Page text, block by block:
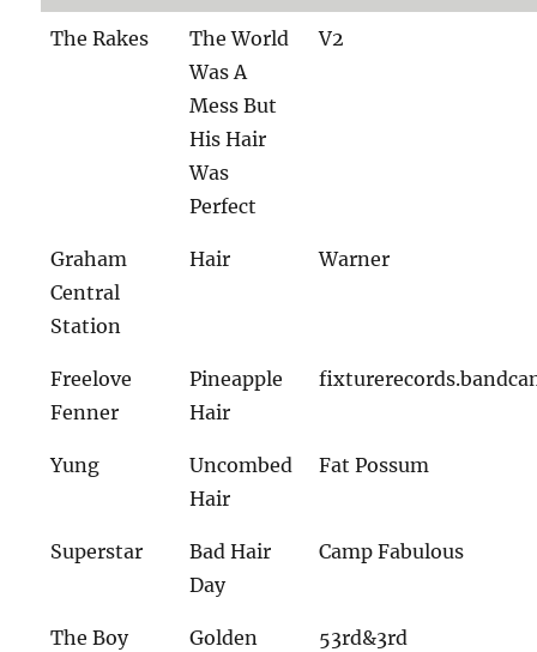
The Rakes
The World
Was A
Mess But
His Hair
Was
Perfect
V2
Graham
Central
Station
Hair Warner
Freelove
Fenner
Pineapple
Hair
Yung
Uncombed
Hair
Fat Possum
Superstar
Bad Hair
Day
Camp Fabulous
The Boy
Golden
53rd&3rd